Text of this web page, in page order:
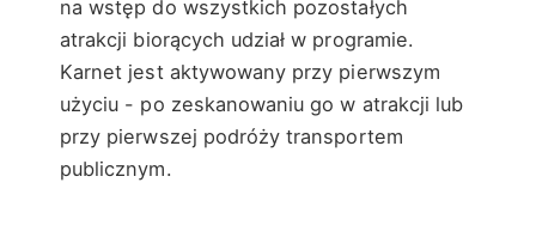
na wstęp do wszystkich pozostałych
atrakcji biorących udział w programie.
Karnet jest aktywowany przy pierwszym
użyciu - po zeskanowaniu go w atrakcji lub
przy pierwszej podróży transportem
publicznym.